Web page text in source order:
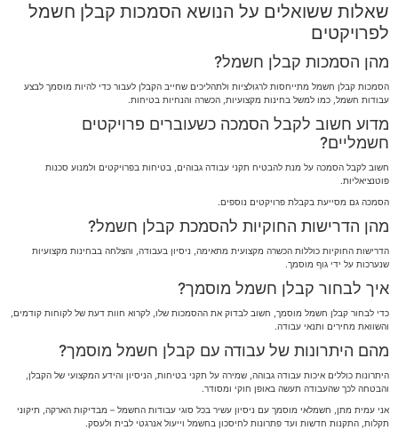
שאלות ששואלים על הנושא הסמכות קבלן חשמל
לפרויקטים
מהן הסמכות קבלן חשמל?
הסמכות קבלן חשמל מתייחסות לרגולציות ולתהליכים שחייב הקבלן לעבור כדי להיות מוסמך לבצע
עבודות חשמל, כמו למשל בחינות מקצועיות, הכשרה והנחיות בטיחות.
מדוע חשוב לקבל הסמכה כשעוברים פרויקטים
חשמליים?
חשוב לקבל הסמכה על מנת להבטיח תקני עבודה גבוהים, בטיחות בפרויקטים ולמנוע סכנות
פוטנציאליות.
הסמכה גם מסייעת בקבלת פרויקטים נוספים.
מהן הדרישות החוקיות להסמכת קבלן חשמל?
הדרישות החוקיות כוללות הכשרה מקצועית מתאימה, ניסיון בעבודה, והצלחה בבחינות מקצועיות
שנערכות על ידי גוף מוסמך.
איך לבחור קבלן חשמל מוסמך?
כדי לבחור קבלן חשמל מוסמך, חשוב לבדוק את ההסמכות שלו, לקרוא חוות דעת של לקוחות קודמים,
והשוואת מחירים ותנאי עבודה.
מהם היתרונות של עבודה עם קבלן חשמל מוסמך?
היתרונות כוללים איכות עבודה גבוהה, שמירה על תקני בטיחות, הניסיון והידע המקצועי של הקבלן,
והבטחה לכך שהעבודה תעשה באופן חוקי ומסודר.
אני עמית מתן, חשמלאי מוסמך עם ניסיון עשיר בכל סוגי עבודות החשמל – מבדיקות הארקה, תיקוני
תקלות, התקנות חדשות ועד פתרונות לחיסכון בחשמל וייעול אנרגטי לבית ולעסק.